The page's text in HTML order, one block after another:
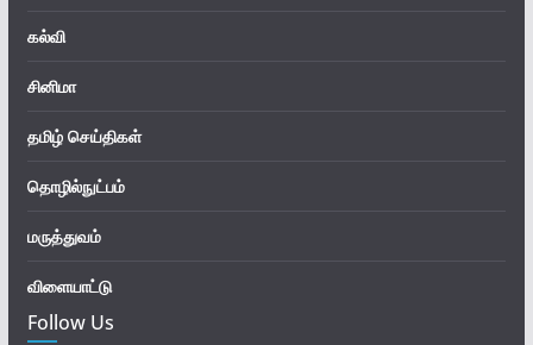
கல்வி
சினிமா
தமிழ் செய்திகள்
தொழில்நுட்பம்
மருத்துவம்
விளையாட்டு
Follow Us